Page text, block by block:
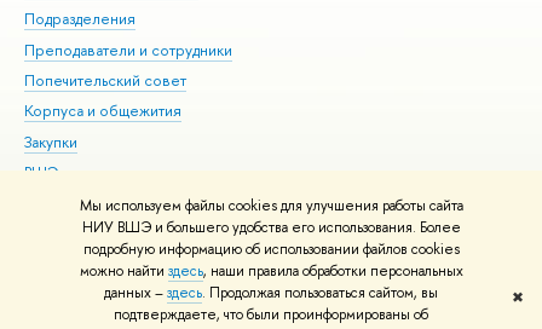
Мы используем файлы cookies для улучшения работы сайта
НИУ ВШЭ и большего удобства его использования. Более
подробную информацию об использовании файлов cookies
можно найти здесь, наши правила обработки персональных
данных –здесь. Продолжая пользоваться сайтом, вы
подтверждаете, что были проинформированы об
✖
Подразделения
Преподаватели и сотрудники
Попечительский совет
Корпуса и общежития
Закупки
ВШЭ для студентов с ограниченными возможностями
здоровья и инвалидностью
Версия для слабовидящих
Единая платежная страница